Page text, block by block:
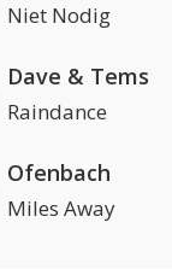
Niet Nodig
Dave & Tems
Raindance
Ofenbach
Miles Away